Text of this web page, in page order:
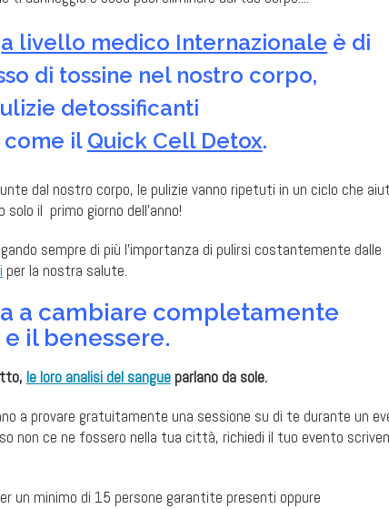
a livello medico Internazionale è di
di tossine nel nostro corpo,
detossificanti
come il Quick Cell Detox.
dal nostro corpo, le pulizie vanno ripetuti in un ciclo che
il primo giorno dell’anno!
sempre di più l’importanza di pulirsi costantemente dalle
per la nostra salute.
a cambiare completamente
il benessere.
le loro analisi del sangueparlano da sole.
a provare gratuitamente una sessione su di te durante un
non ce ne fossero nella tua città, richiedi il tuo evento
un minimo di 15 persone garantite presenti oppure